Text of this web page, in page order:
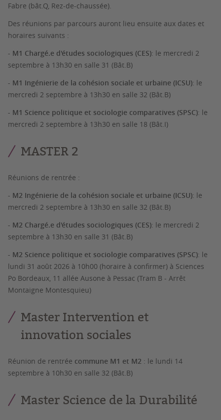
Fabre (bât.Q, Rez-de-chaussée).
Des réunions par parcours auront lieu ensuite aux dates et
horaires suivants :
- M1 Chargé.e d'études sociologiques (CES): le mercredi 2
septembre à 13h30 en salle 31 (Bât.B)
- M1 Ingénierie de la cohésion sociale et urbaine (ICSU): le
mercredi 2 septembre à 13h30 en salle 32 (Bât.B)
- M1 Science politique et sociologie comparatives (SPSC): le
mercredi 2 septembre à 13h30 en salle 18 (Bât.I)
MASTER 2
Réunions de rentrée :
- M2 Ingénierie de la cohésion sociale et urbaine (ICSU): le
mercredi 2 septembre à 13h30 en salle 32 (Bât.B)
- M2 Chargé.e d'études sociologiques (CES): le mercredi 2
septembre à 13h30 en salle 31 (Bât.B)
- M2 Science politique et sociologie comparatives (SPSC): le
lundi 31 août 2026 à 10h00 (horaire à confirmer) à Sciences
Po Bordeaux, 11 allée Ausone à Pessac (Tram B - Arrêt
Montaigne Montesquieu)
Master Intervention et
innovation sociales
Réunion de rentrée commune M1 et M2 : le lundi 14
septembre à 10h30 en salle 32 (Bât.B)
Master Science de la Durabilité